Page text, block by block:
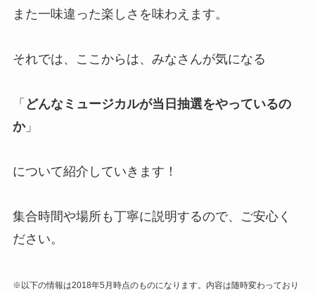
また一味違った楽しさを味わえます。
それでは、ここからは、みなさんが気になる
「 どんなミュージカルが当日抽選をやっているの
か」
について紹介していきます！
集合時間や場所も丁寧に説明するので、ご安心く
ださい。
※以下の情報は2018年5月時点のものになります。内容は随時変わっており